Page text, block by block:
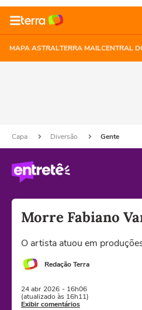
MAPA ASTRALTERRA MAILCENTRAL
Capa Diversão Gente
Morre Fabiano
O artista atuou em
Redação Terra
24 abr 2026 - 16h06
(atualizado às 16h11)
Exibir comentários